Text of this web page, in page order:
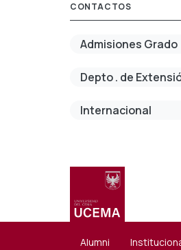
CONTACTOS
Admisiones Grado
Depto . de
Internacional
Alumni